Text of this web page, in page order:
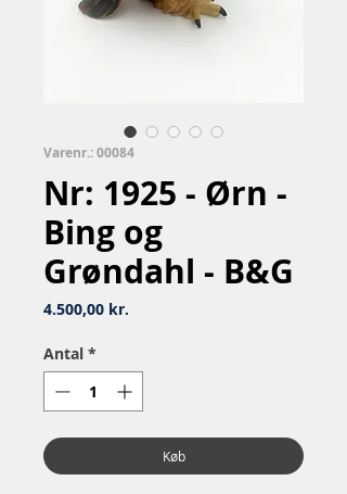
Varenr.: 00084
Nr: 1925 - Ørn -
Bing og
Grøndahl - B&G
4.500,00 kr.
Antal *
Køb